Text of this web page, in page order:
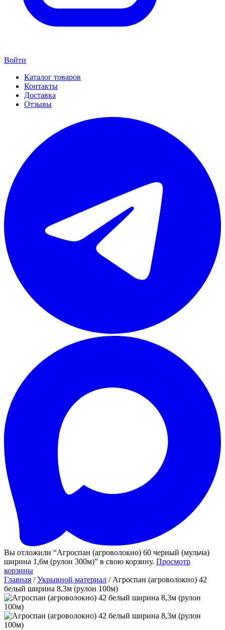
Войти
Каталог товаров
Контакты
Доставка
Отзывы
Вы отложили “Агроспан (агроволокно) 60 черный (мульча)
ширина 1,6м (рулон 300м)” в свою корзину. Просмотр
корзины
Главная /Укрывной материал / Агроспан (агроволокно) 42
белый ширина 8,3м (рулон 100м)